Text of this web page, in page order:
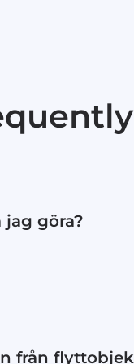
göra?
telefon så
från